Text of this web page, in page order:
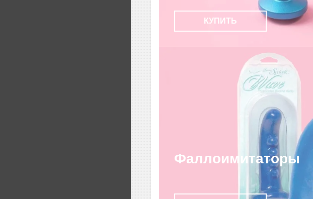
КУПИТЬ
Фаллоимитаторы